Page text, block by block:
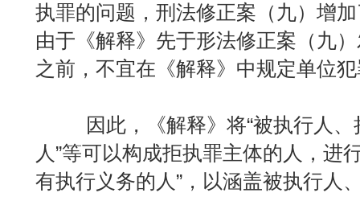
执罪的问题，刑法修正案（九）增
由于《解释》先于形法修正案（九
之前，不宜在《解释》中规定单位
因此，《解释》将“被执行人、
人”等可以构成拒执罪主体的人，进
有执行义务的人”，以涵盖被执行人